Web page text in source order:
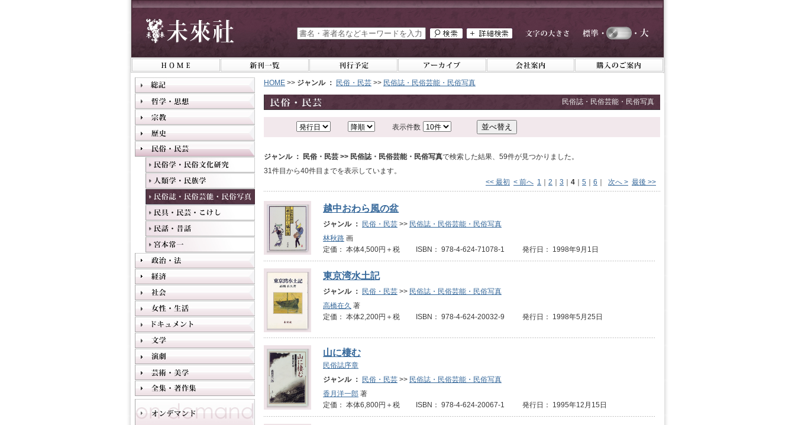
HOME >> ジャンル ： 民俗・民芸 >> 民俗誌・民俗芸能・民俗写真
民俗誌・民俗芸能・民俗写真
表示件数
ジャンル ： 民俗・民芸 >> 民俗誌・民俗芸能・民俗写真で検索した結果、59件が見つかりました。
31件目から40件目までを表示しています。
<< 最初 < 前へ 1 2 3 4 5 6 次へ > 最後 >>
越中おわら風の盆
ジャンル ： 民俗・民芸 >> 民俗誌・民俗芸能・民俗写真
林秋路 画
定価： 本体4,500円＋税 ISBN： 978-4-624-71078-1 発行日： 1998年9月1日
東京湾水土記
ジャンル ： 民俗・民芸 >> 民俗誌・民俗芸能・民俗写真
高橋在久 著
定価： 本体2,200円＋税 ISBN： 978-4-624-20032-9 発行日： 1998年5月25日
山に棲む
民俗誌序章
ジャンル ： 民俗・民芸 >> 民俗誌・民俗芸能・民俗写真
香月洋一郎 著
定価： 本体6,800円＋税 ISBN： 978-4-624-20067-1 発行日： 1995年12月15日